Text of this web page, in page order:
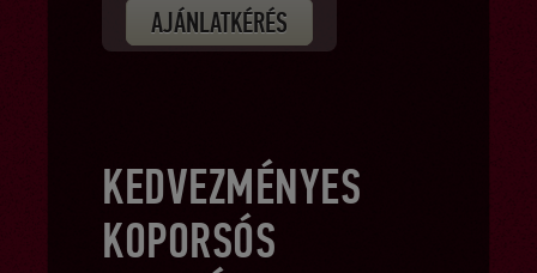
AJÁNLATKÉRÉS
KEDVEZMÉNYES
KOPORSÓS